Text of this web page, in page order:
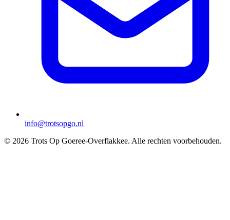
info@trotsopgo.nl
© 2026 Trots Op Goeree-Overflakkee. Alle rechten voorbehouden.